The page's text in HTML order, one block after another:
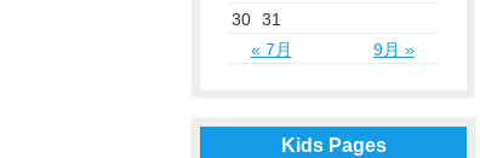
30 31
« 7月
9月 »
Kids Pages